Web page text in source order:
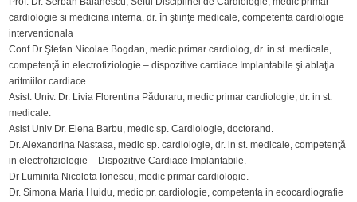
cardiologie si medicina interna, dr. în ştiinţe medicale, competenta cardiologie
interventionala
Conf Dr Ştefan Nicolae Bogdan, medic primar cardiolog, dr. in st. medicale,
competenţă in electrofiziologie – dispozitive cardiace Implantabile şi ablaţia
aritmiilor cardiace
Asist. Univ. Dr. Livia Florentina Păduraru, medic primar cardiologie, dr. in st.
medicale.
Asist Univ Dr. Elena Barbu, medic sp. Cardiologie, doctorand.
Dr. Alexandrina Nastasa, medic sp. cardiologie, dr. in st. medicale, competenţă
in electrofiziologie – Dispozitive Cardiace Implantabile.
Dr Luminita Nicoleta Ionescu, medic primar cardiologie.
Dr. Simona Maria Huidu, medic pr. cardiologie, competenta in ecocardiografie